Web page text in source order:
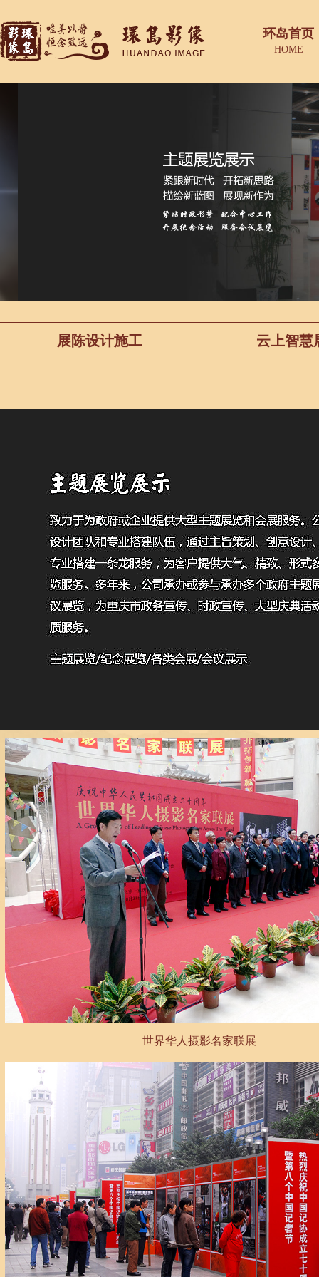
环岛首页
HOME
展陈设计施工 云上智慧
世界华人摄影名家联展